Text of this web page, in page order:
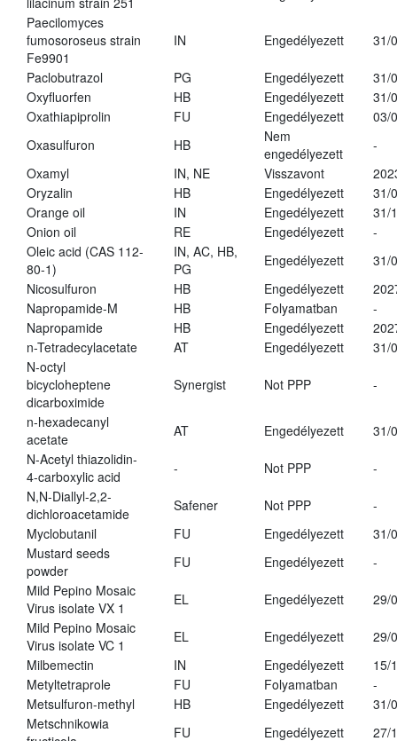
Paecilomyces
fumosoroseus strain
Fe9901
IN Engedélyezett 31/
Paclobutrazol PG Engedélyezett
31/
Oxyfluorfen
HB Engedélyezett
31/
Oxathiapiprolin
FU Engedélyezett
03/
Oxasulfuron
HB
Nem
engedélyezett
-
Oxamyl
IN, NE Visszavont
Oryzalin
HB Engedélyezett
31/
Orange oil
IN Engedélyezett
31/
Onion oil
RE Engedélyezett
-
Oleic acid (CAS 112-
80-1)
IN, AC, HB,
PG
Engedélyezett
31/
Nicosulfuron
HB Engedélyezett
Napropamide-M
HB Folyamatban
-
Napropamide
HB Engedélyezett
n-Tetradecylacetate
AT Engedélyezett
31/
N-octyl
bicycloheptene
dicarboximide
Synergist Not PPP -
n-hexadecanyl
acetate
AT Engedélyezett
31/
N-Acetyl thiazolidin-
4-carboxylic acid
- Not PPP
-
N,N-Diallyl-2,2-
dichloroacetamide
Safener Not PPP
-
Myclobutanil
FU Engedélyezett
31/
Mustard seeds
powder
FU Engedélyezett
-
Mild Pepino Mosaic
Virus isolate VX 1
EL Engedélyezett
29/
Mild Pepino Mosaic
Virus isolate VC 1
EL Engedélyezett
29/
Milbemectin
IN Engedélyezett
15/
Metyltetraprole
FU Folyamatban
-
Metsulfuron-methyl
HB Engedélyezett
31/
Metschnikowia
FU Engedélyezett 27/